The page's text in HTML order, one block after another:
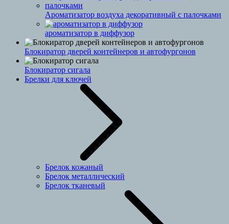
Ароматизатор воздуха декоративный с палочками
ароматизатор в диффузор
Блокиратор дверей контейнеров и автофургонов
Блокиратор сигала
Брелки для ключей
Брелок кожаный
Брелок металлический
Брелок тканевый